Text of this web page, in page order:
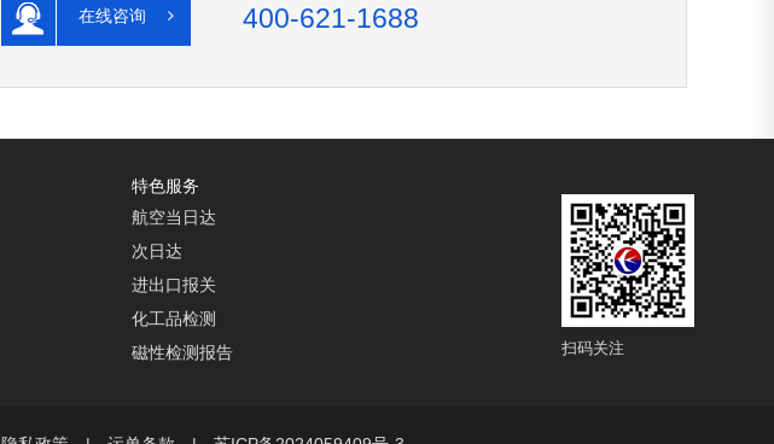
在线咨询 400-621-1688
扫码关注
特色服务
航空当日达
次日达
进出口报关
化工品检测
磁性检测报告